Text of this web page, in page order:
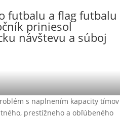
futbalu a flag futbalu
priniesol
návštevu a súboj
s naplnením kapacity tímov
prestížneho a obľúbeného